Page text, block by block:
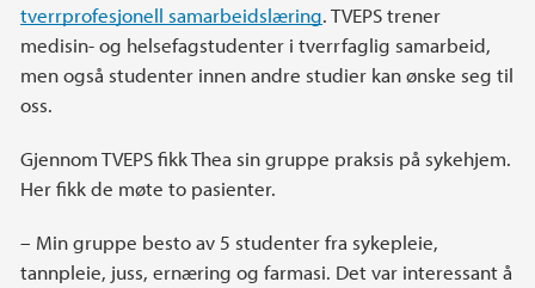
tverrprofesjonell samarbeidslæring. TVEPS trener
medisin- og helsefagstudenter i tverrfaglig samarbeid,
men også studenter innen andre studier kan ønske seg til
oss.
Gjennom TVEPS fikk Thea sin gruppe praksis på sykehjem.
Her fikk de møte to pasienter.
– Min gruppe besto av 5 studenter fra sykepleie,
tannpleie, juss, ernæring og farmasi. Det var interessant å